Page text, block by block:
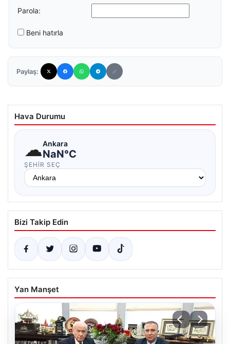
Parola:
Beni hatırla
Paylaş:
Hava Durumu
☁Ankara
NaN°C
ŞEHIR SEÇ
Bizi Takip Edin
Yan Manşet